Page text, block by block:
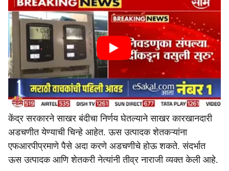
केंद्र सरकारने साखर बंदीचा निर्णय घेतल्याने साखर कारखानदारी
अडचणीत येण्याची चिन्हे आहेत. ऊस उत्पादक शेतकऱ्यांना
एफआरपीप्रमाणे पैसे अदा करणे अडचणीचे होऊ शकते. संदर्भात
ऊस उत्पादक आणि शेतकरी नेत्यांनी तीव्र नाराजी व्यक्त केली आहे.